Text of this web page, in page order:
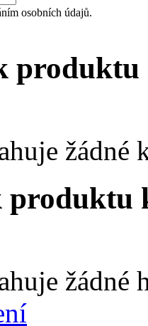
osobních údajů.
žádné
žádné